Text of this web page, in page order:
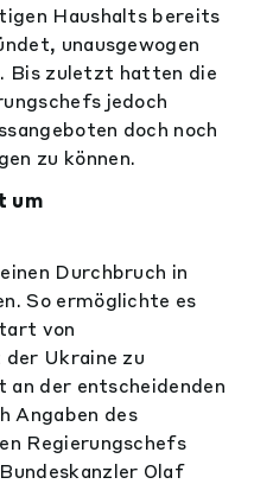
Haushalts bereits
unausgewogen
Bis zuletzt hatten die
jedoch
doch noch
zu können.
um
Durchbruch in
So ermöglichte es
von
Ukraine zu
an der entscheidenden
Angaben des
Regierungschefs
Olaf